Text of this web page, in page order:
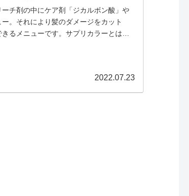
チ剤の中にケア剤「ジカルボン酸」や
。それにより髪のダメージをカット
るメニューです。サプリカラーとは？
2022.07.23